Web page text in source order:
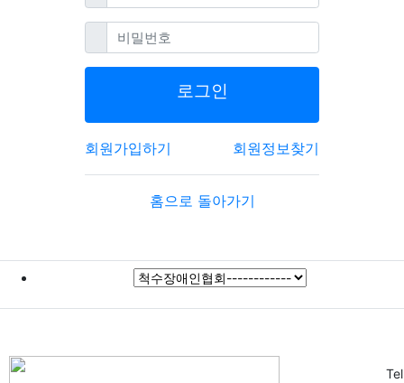
비밀번호필수
로그인
회원가입하기 회원정보찾기
홈으로 돌아가기